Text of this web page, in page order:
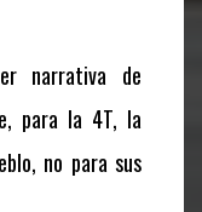
narrativa de
para la 4T, la
no para sus